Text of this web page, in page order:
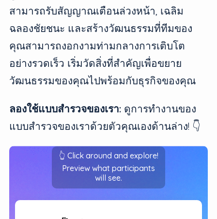
สามารถรับสัญญาณเตือนล่วงหน้า, เฉลิม
ฉลองชัยชนะ และสร้างวัฒนธรรมที่ทีมของ
คุณสามารถงอกงามท่ามกลางการเติบโต
อย่างรวดเร็ว เริ่มวัดสิ่งที่สำคัญเพื่อขยาย
วัฒนธรรมของคุณไปพร้อมกับธุรกิจของคุณ
ลองใช้แบบสำรวจของเรา: ดูการทำงานของ
แบบสำรวจของเราด้วยตัวคุณเองด้านล่าง! 👇